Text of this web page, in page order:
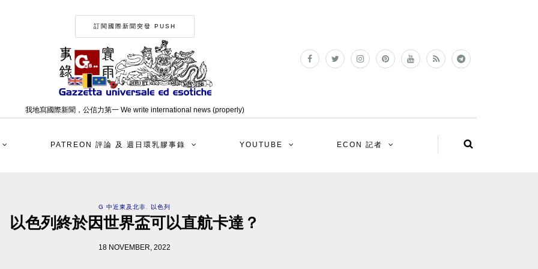
訂閱國際新聞突發 PUSH
我地寫國際新聞，公信力第一 We write international news (properly)
PATREON 評論 及 週日環乳膠事錄 YOUTUBE ECON 記者
G 中近東及北非 以色列
以色列終於因世界盃可以直航卡達？
18 NOVEMBER, 2022